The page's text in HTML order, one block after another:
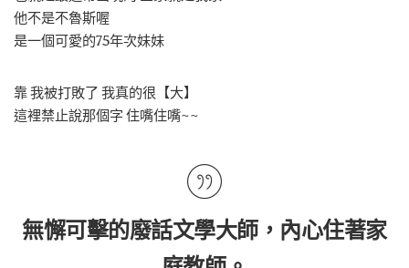
他不是不魯斯喔
是一個可愛的75年次妹妹
靠 我被打敗了 我真的很【大】
這裡禁止說那個字 住嘴住嘴~~
無懈可擊的廢話文學大師，內心住著家